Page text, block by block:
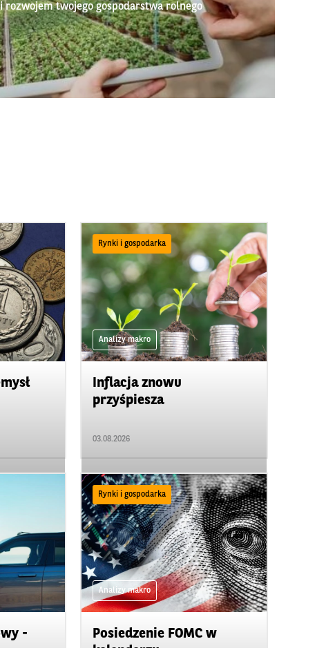
twojego gospodarstwa rolnego
Rynki i gospodarka
Analizy makro
Inflacja znowu
przyśpiesza
03.08.2026
-
Rynki i gospodarka
Analizy makro
Posiedzenie FOMC w